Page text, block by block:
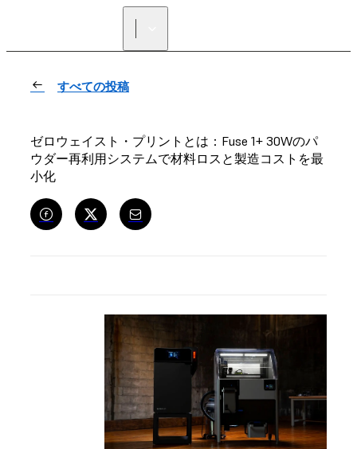
すべての投稿
ゼロウェイスト・プリントとは：Fuse 1+ 30Wのパ
ウダー再利用システムで材料ロスと製造コストを最
小化